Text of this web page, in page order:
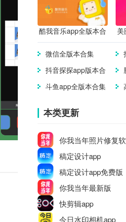
酷我音乐app全版本合
集
微信全版本合集
抖音探探app版本合
斗鱼app全版本合集
本类更新
你我当年照片修复
稿定设计app
稿定设计app免费版
你我当年最新版
快剪辑app
今日水印相机app